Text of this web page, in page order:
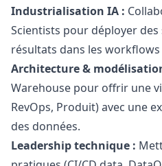
Industrialisation IA :
Scientists pour déployer
résultats dans les
Architecture &
Warehouse pour offrir une
RevOps, Produit) avec une
des données.
Leadership technique :